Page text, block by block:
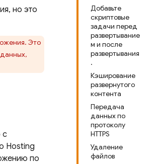
Добавьте
скриптовые
задачи перед
развертывание
м и после
развертывания
.
Кэширование
развернутого
контента
Передача
данных по
протоколу
HTTPS
Удаление
файлов
но это
Это
с
Hosting
по